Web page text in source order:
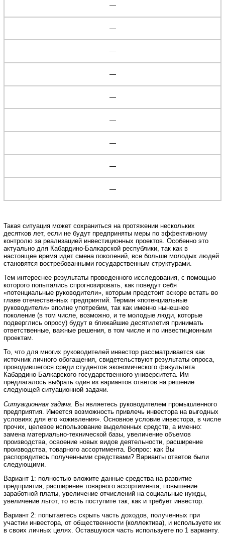
—
—
—
—
—
—
—
—
—
Такая ситуация может сохраниться на протяжении нескольких
десятков лет, если не будут предприняты меры по эффективному
контролю за реализацией инвестиционных проектов. Особенно это
актуально для Кабардино-Балкарской республики, так как в
настоящее время идет смена поколений, все больше молодых людей
становятся востребованными государственным структурами.
Тем интереснее результаты проведенного исследования, с помощью
которого попытались спрогнозировать, как поведут себя
«потенциальные руководители», которым предстоит вскоре встать во
главе отечественных предприятий. Термин «потенциальные
руководители» вполне употребим, так как именно нынешнее
поколение (в том числе, возможно, и те молодые люди, которые
подверглись опросу) будут в ближайшие десятилетия принимать
ответственные, важные решения, в том числе и по инвестиционным
проектам.
То, что для многих руководителей инвестор рассматривается как
источник личного обогащения, свидетельствуют результаты опроса,
проводившегося среди студентов экономического факультета
Кабардино-Балкарского государственного университета. Им
предлагалось выбрать один из вариантов ответов на решение
следующей ситуационной задачи.
Ситуационная задача. Вы являетесь руководителем промышленного
предприятия. Имеется возможность привлечь инвестора на выгодных
условиях для его «оживления». Основное условие инвестора, в числе
прочих, целевое использование выделенных средств, а именно:
замена материально-технической базы, увеличение объемов
производства, освоение новых видов деятельности, расширение
производства, товарного ассортимента. Вопрос: как Вы
распорядитесь полученными средствами? Варианты ответов были
следующими.
Вариант 1: полностью вложите данные средства на развитие
предприятия, расширение товарного ассортимента, повышение
заработной платы, увеличение отчислений на социальные нужды,
увеличение льгот, то есть поступите так, как и требует инвестор.
Вариант 2: попытаетесь скрыть часть доходов, полученных при
участии инвестора, от общественности (коллектива), и используете их
в своих личных целях. Оставшуюся часть используете по 1 варианту.